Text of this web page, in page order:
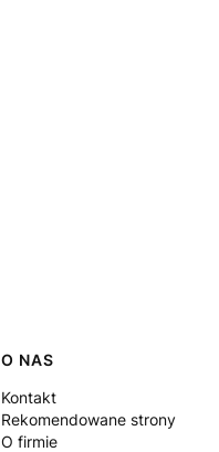
Linki w stopce
O NAS
Kontakt
Rekomendowane strony
O firmie